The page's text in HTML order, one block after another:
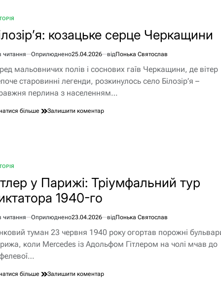
промисловість
з
козацьке серце Черкащини
читання Оприлюднено25.04.2026 відПонька Святослав
мальовничих полів і соснових гаїв Черкащини, де вітер
старовинні легенди, розкинулось село Білозір’я –
перлина з населенням…
більше Залишити коментардо
у Парижі: Тріумфальний тур
1940-го
читання Оприлюднено23.04.2026 відПонька Святослав
туман 23 червня 1940 року огортав порожні
коли Mercedes із Адольфом Гітлером на чолі мчав до
більше Залишити коментардо